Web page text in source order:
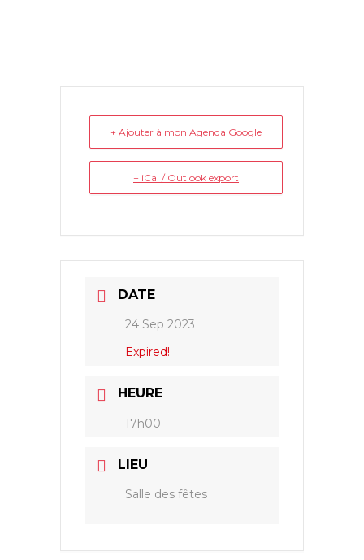
+ Ajouter à mon Agenda Google
+ iCal / Outlook export
DATE
24 Sep 2023
Expired!
HEURE
17h00
LIEU
Salle des fêtes